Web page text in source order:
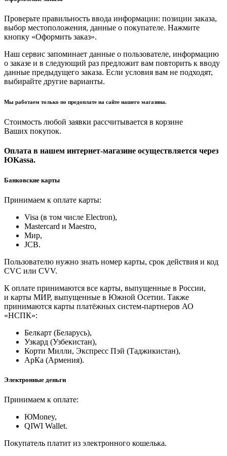
Проверьте правильность ввода информации: позиции заказа,
выбор местоположения, данные о покупателе. Нажмите
кнопку «Оформить заказ».
Наш сервис запоминает данные о пользователе, информацию
о заказе и в следующий раз предложит вам повторить к вводу
данные предыдущего заказа. Если условия вам не подходят,
выбирайте другие варианты.
Мы работаем только по предоплате на сайте нашего магазина.
Стоимость любой заявки рассчитывается в корзине
Ваших покупок.
Оплата в нашем интернет-магазине осуществляется через
ЮKassa.
Банковские карты
Принимаем к оплате карты:
Visa (в том числе Electron),
Masterсard и Maestro,
Мир,
JCB.
Пользователю нужно знать номер карты, срок действия и код
CVC или CVV.
К оплате принимаются все карты, выпущенные в России,
и карты МИР, выпущенные в Южной Осетии. Также
принимаются карты платёжных систем-партнеров АО
«НСПК»:
Белкарт (Беларусь),
Узкард (Узбекистан),
Корти Милли, Экспресс Пэй (Таджикистан),
АрКа (Армения).
Электронные деньги
Принимаем к оплате:
ЮMoney,
QIWI Wallet.
Покупатель платит из электронного кошелька.